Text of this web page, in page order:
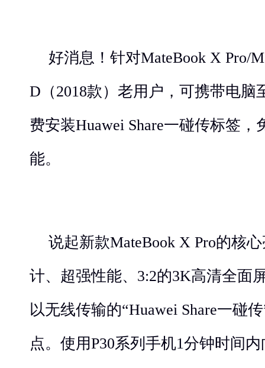
好消息！针对MateBook X Pro/
D（2018款）老用户，可携带电脑
费安装Huawei Share一碰传标签
能。
说起新款MateBook X Pro的核
计、超强性能、3:2的3K高清全面
以无线传输的“Huawei Share一碰
点。使用P30系列手机1分钟时间